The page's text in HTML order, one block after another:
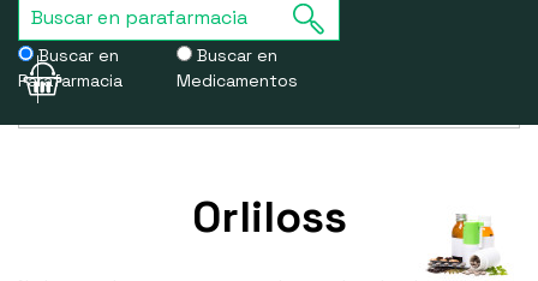
Buscar en
Parafarmacia
Buscar en
Medicamentos
Usamos cookies para mejorar la experiencia de la web. Si sigues
Orliloss